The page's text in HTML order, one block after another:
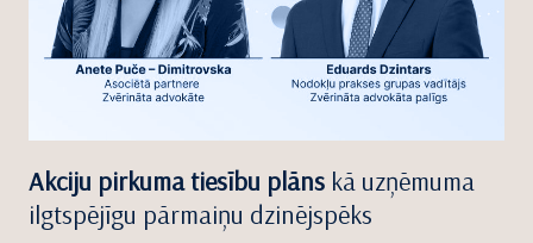
Akciju pirkuma tiesību plāns kā uzņēmuma
ilgtspējīgu pārmaiņu dzinējspēks